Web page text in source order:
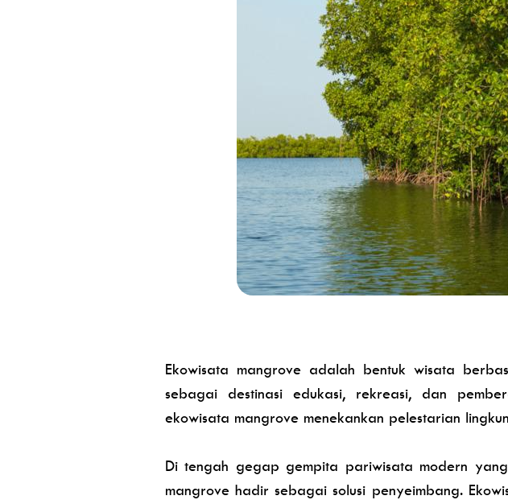
Ekowisata mangrove adalah bentuk wisata
sebagai destinasi edukasi, rekreasi, dan
ekowisata mangrove menekankan pelestarian
Di tengah gegap gempita pariwisata modern
mangrove hadir sebagai solusi penyeimbang.